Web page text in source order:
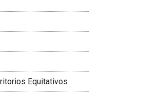
Equitativos